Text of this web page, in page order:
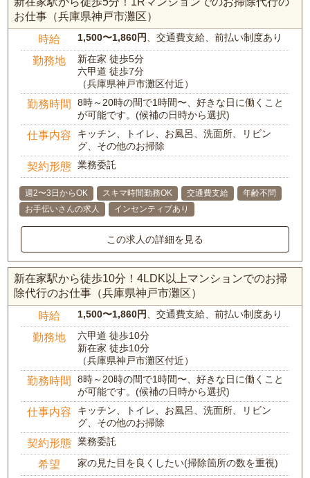
お仕事（兵庫県神戸市灘区）
時給 1,500〜1,860円、交通費支給、前払い制度あり
勤務地
新在家 徒歩5分
六甲道 徒歩7分
（兵庫県神戸市灘区付近）
勤務時間
8時～20時の間で1時間〜、好きな日に働くこと
が可能です。(候補の日時から選択)
仕事内容
キッチン、トイレ、お風呂、洗面所、リビン
グ、その他のお掃除
契約形態 業務委託
週2〜3日からOK スキマ時間勤務OK 交通費支給
年齢不問
お手伝いさんの求人
インセンティブあり
この求人の詳細を見る
新在家駅から徒歩10分！4LDK以上マンションでのお掃
除代行のお仕事（兵庫県神戸市灘区）
時給 1,500〜1,860円、交通費支給、前払い制度あり
勤務地
六甲道 徒歩10分
新在家 徒歩10分
（兵庫県神戸市灘区付近）
勤務時間
8時～20時の間で1時間〜、好きな日に働くこと
が可能です。(候補の日時から選択)
仕事内容
キッチン、トイレ、お風呂、洗面所、リビン
グ、その他のお掃除
契約形態 業務委託
希望 家の見た目を良くしたい(掃除箇所の数を重視)